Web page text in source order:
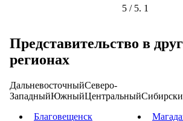
5 / 5. 1
Представительство в
регионах
ДальневосточныйСеверо-
ЗападныйЮжныйЦентральный
Благовещенск